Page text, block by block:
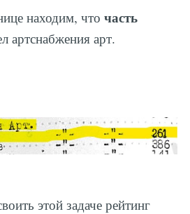
находим, чточасть
артснабжения арт.
этой задаче рейтинг